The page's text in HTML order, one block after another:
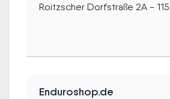
Roitzscher Dorfstraße 2A -
Enduroshop.de